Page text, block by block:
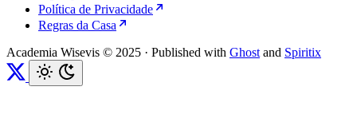
Política de Privacidade
Regras da Casa
Academia Wisevis © 2025 · Published with Ghost and Spiritix